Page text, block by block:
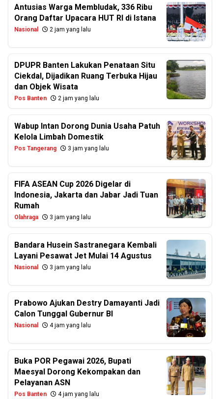
Antusias Warga Membludak, 336 Ribu
Orang Daftar Upacara HUT RI di Istana
Nasional 2 jam yang lalu
DPUPR Banten Lakukan Penataan Situ
Ciekdal, Dijadikan Ruang Terbuka Hijau
dan Objek Wisata
Pos Banten 2 jam yang lalu
Wabup Intan Dorong Dunia Usaha Patuh
Kelola Limbah Domestik
Pos Tangerang 3 jam yang lalu
FIFA ASEAN Cup 2026 Digelar di
Indonesia, Jakarta dan Jabar Jadi Tuan
Rumah
Olahraga 3 jam yang lalu
Bandara Husein Sastranegara Kembali
Layani Pesawat Jet Mulai 14 Agustus
Nasional 3 jam yang lalu
Prabowo Ajukan Destry Damayanti Jadi
Calon Tunggal Gubernur BI
Nasional 4 jam yang lalu
Buka POR Pegawai 2026, Bupati
Maesyal Dorong Kekompakan dan
Pelayanan ASN
Pos Banten 4 jam yang lalu